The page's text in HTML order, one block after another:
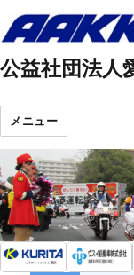
公益社団法人
メニュー